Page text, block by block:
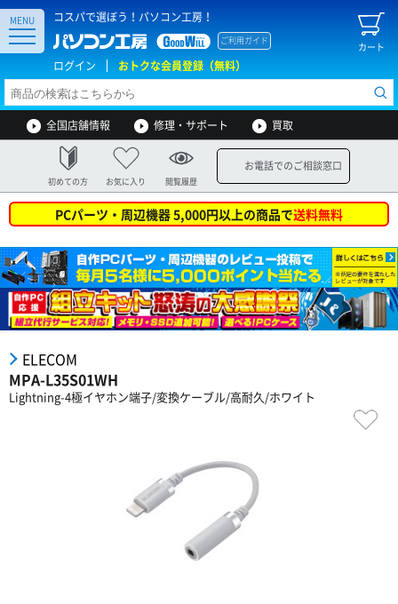
コスパで選ぼう！パソコン工房！
カート
ご利用ガイド
ログイン おトクな会員登録（無料）
MENU
全国店舗情報 修理・サポート 買取
初めての方 お気に入り 閲覧履歴
お電話でのご相談窓口
PCパーツ・周辺機器 5,000円以上の商品で送料無料
ELECOM
MPA-L35S01WH
Lightning-4極イヤホン端子/変換ケーブル/高耐久/ホワイト